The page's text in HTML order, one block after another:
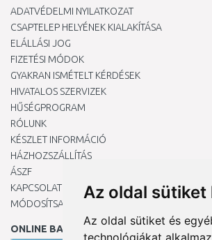
Az oldal sütiket
Az oldal sütiket és
technológiákat
ADATVÉDELMI NYILATKOZAT
CSAPTELEP HELYÉNEK KIALAKÍTÁSA
ELÁLLÁSI JOG
FIZETÉSI MÓDOK
GYAKRAN ISMÉTELT KÉRDÉSEK
HIVATALOS SZERVIZEK
HŰSÉGPROGRAM
RÓLUNK
KÉSZLET INFORMÁCIÓ
HÁZHOZSZÁLLÍTÁS
ÁSZF
KAPCSOLAT
MÓDOSÍTSA A COOKIE-BEÁLLÍTÁSAIMAT
ONLINE BANKKÁRTYÁVAL